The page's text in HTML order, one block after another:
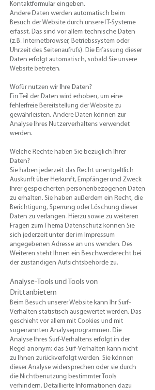
Kontaktformular eingeben.
Andere Daten werden automatisch beim
Besuch der Website durch unsere IT-Systeme
erfasst. Das sind vor allem technische Daten
(z.B. Internetbrowser, Betriebssystem oder
Uhrzeit des Seitenaufrufs). Die Erfassung dieser
Daten erfolgt automatisch, sobald Sie unsere
Website betreten.​
Wofür nutzen wir Ihre Daten?
​Ein Teil der Daten wird erhoben, um eine
fehlerfreie Bereitstellung der Website zu
gewährleisten. Andere Daten können zur
Analyse Ihres Nutzerverhaltens verwendet
werden.​
Welche Rechte haben Sie bezüglich Ihrer
Daten?
​Sie haben jederzeit das Recht unentgeltlich
Auskunft über Herkunft, Empfänger und Zweck
Ihrer gespeicherten personenbezogenen Daten
zu erhalten. Sie haben außerdem ein Recht, die
Berichtigung, Sperrung oder Löschung dieser
Daten zu verlangen. Hierzu sowie zu weiteren
Fragen zum Thema Datenschutz können Sie
sich jederzeit unter der im Impressum
angegebenen Adresse an uns wenden. Des
Weiteren steht Ihnen ein Beschwerderecht bei
der zuständigen Aufsichtsbehörde zu.
Analyse-Tools und Tools von
Drittanbietern
Beim Besuch unserer Website kann Ihr Surf-
Verhalten statistisch ausgewertet werden. Das
geschieht vor allem mit Cookies und mit
sogenannten Analyseprogrammen. Die
Analyse Ihres Surf-Verhaltens erfolgt in der
Regel anonym; das Surf-Verhalten kann nicht
zu Ihnen zurückverfolgt werden. Sie können
dieser Analyse widersprechen oder sie durch
die Nichtbenutzung bestimmter Tools
verhindern. Detaillierte Informationen dazu